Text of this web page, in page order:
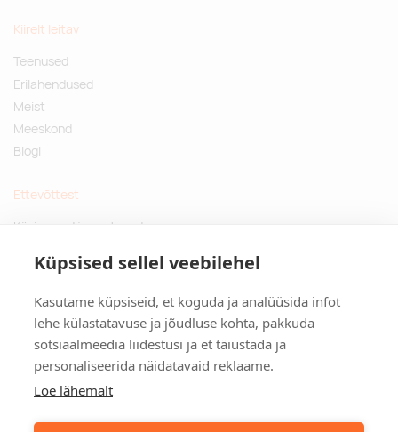
Küpsised sellel veebilehel
Kasutame küpsiseid, et koguda ja analüüsida infot
lehe külastatavuse ja jõudluse kohta, pakkuda
sotsiaalmeedia liidestusi ja et täiustada ja
personaliseerida näidatavaid reklaame.
Loe lähemalt
Kiirelt leitav
Teenused
Erilahendused
Meist
Meeskond
Blogi
Ettevõttest
Küsimused ja vastused
Privaatsuspoliitika
Kontakt
Tulika põik 3, Tallinn
info@kinkston.ee
+372 6989 100
Sotsiaalmeedia